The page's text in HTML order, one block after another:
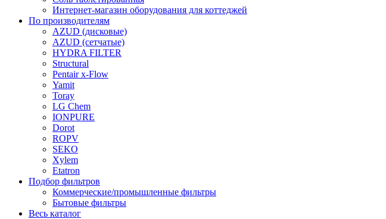
Интернет-магазин оборудования для коттеджей
По производителям
AZUD (дисковые)
AZUD (сетчатые)
HYDRA FILTER
Structural
Pentair x-Flow
Yamit
Toray
LG Chem
IONPURE
Dorot
ROPV
SEKO
Xylem
Etatron
Подбор фильтров
Коммерческие/промышленные фильтры
Бытовые фильтры
Весь каталог